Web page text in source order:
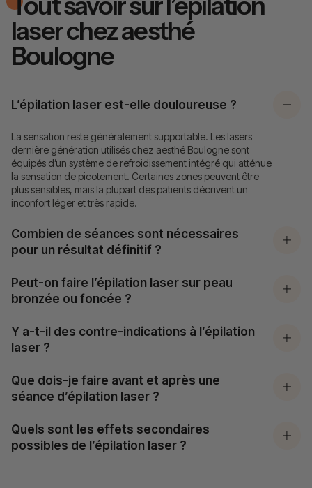
laser chez aesthé
Boulogne
L’épilation laser est-elle douloureuse ?
La sensation reste généralement supportable. Les lasers
dernière génération utilisés chez aesthé Boulogne sont
équipés d’un système de refroidissement intégré qui atténue
la sensation de picotement. Certaines zones peuvent être
plus sensibles, mais la plupart des patients décrivent un
inconfort léger et très rapide.
Combien de séances sont nécessaires
pour un résultat définitif ?
Peut-on faire l’épilation laser sur peau
bronzée ou foncée ?
Y a-t-il des contre-indications à l’épilation
laser ?
Que dois-je faire avant et après une
séance d’épilation laser ?
Quels sont les effets secondaires
possibles de l’épilation laser ?